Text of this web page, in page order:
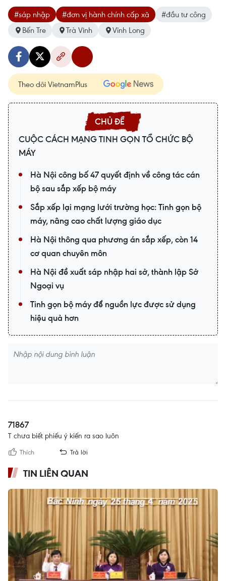
#sáp nhập #đơn vị hành chính cấp xã
#đầu tư công
Bến Tre
Trà Vinh Vĩnh Long
Theo dõi VietnamPlus
CUỘC CÁCH MẠNG TINH GỌN TỔ CHỨC BỘ
MÁY
Hà Nội công bố 47 quyết định về công tác cán
bộ sau sắp xếp bộ máy
Sắp xếp lại mạng lưới trường học: Tinh gọn bộ
máy, nâng cao chất lượng giáo dục
Hà Nội thông qua phương án sắp xếp, còn 14
cơ quan chuyên môn
Hà Nội đề xuất sáp nhập hai sở, thành lập Sở
Ngoại vụ
Tinh gọn bộ máy để nguồn lực được sử dụng
hiệu quả hơn
71867
T chưa biết phiếu ý kiến ra sao luôn
Thích Trả lời
TIN LIÊN QUAN